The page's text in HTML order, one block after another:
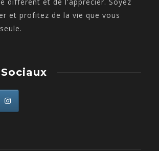
et profitez de la vie que vous